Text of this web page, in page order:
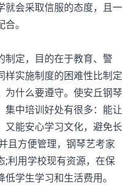
就会采取信服的态度，且一
。
定，目的在于教育、警
样实施制度的困难性比制定
为什么要遵守。使安丘钢琴
集中培训好处有很多：能让
又能安心学习文化，避免长
且方便管理，钢琴艺考家
;利用学校现有资源，在保
学生学习和生活费用。